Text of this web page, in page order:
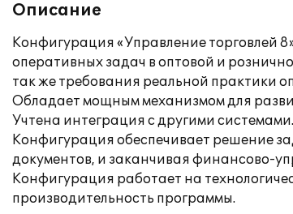
Описание
Конфигурация «Управление торговлей
оперативных задач в оптовой и
так же требования реальной практики
Обладает мощным механизмом для
Учтена интеграция с другими
Конфигурация обеспечивает решение
документов, и заканчивая финансово-
Конфигурация работает на
производительность программы.